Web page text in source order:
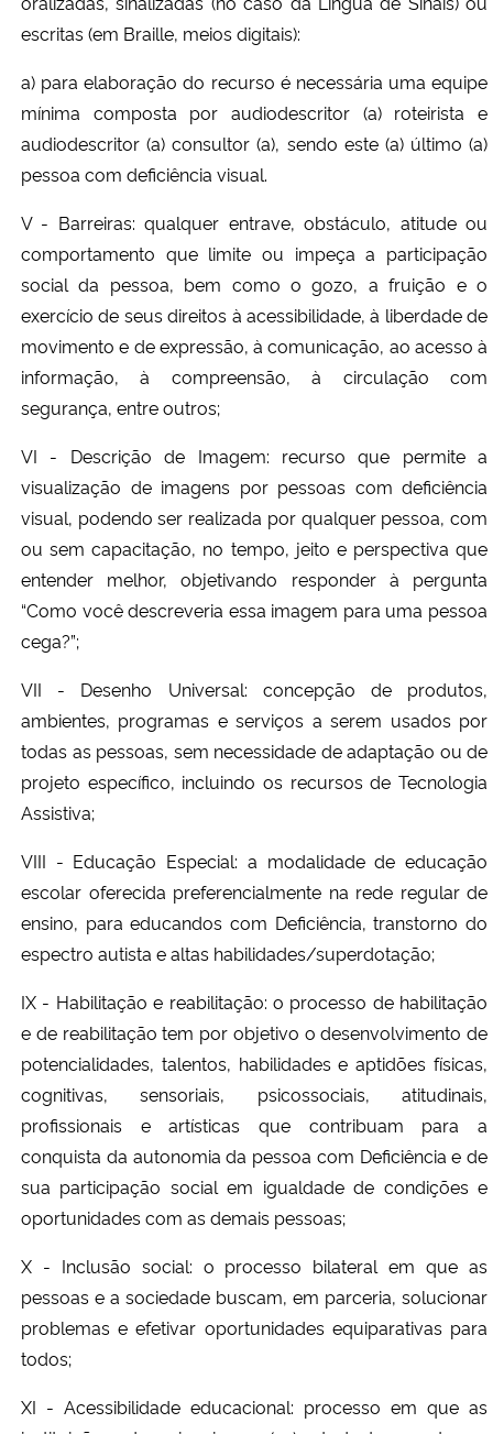
escritas (em Braille, meios digitais):
a) para elaboração do recurso é necessária uma equipe
mínima composta por audiodescritor (a) roteirista e
audiodescritor (a) consultor (a), sendo este (a) último (a)
pessoa com deficiência visual.
V - Barreiras: qualquer entrave, obstáculo, atitude ou
comportamento que limite ou impeça a participação
social da pessoa, bem como o gozo, a fruição e o
exercício de seus direitos à acessibilidade, à liberdade de
movimento e de expressão, à comunicação, ao acesso à
informação, à compreensão, à circulação com
segurança, entre outros;
VI - Descrição de Imagem: recurso que permite a
visualização de imagens por pessoas com deficiência
visual, podendo ser realizada por qualquer pessoa, com
ou sem capacitação, no tempo, jeito e perspectiva que
entender melhor, objetivando responder à pergunta
“Como você descreveria essa imagem para uma pessoa
cega?”;
VII - Desenho Universal: concepção de produtos,
ambientes, programas e serviços a serem usados por
todas as pessoas, sem necessidade de adaptação ou de
projeto específico, incluindo os recursos de Tecnologia
Assistiva;
VIII - Educação Especial: a modalidade de educação
escolar oferecida preferencialmente na rede regular de
ensino, para educandos com Deficiência, transtorno do
espectro autista e altas habilidades/superdotação;
IX - Habilitação e reabilitação: o processo de habilitação
e de reabilitação tem por objetivo o desenvolvimento de
potencialidades, talentos, habilidades e aptidões físicas,
cognitivas, sensoriais, psicossociais, atitudinais,
profissionais e artísticas que contribuam para a
conquista da autonomia da pessoa com Deficiência e de
sua participação social em igualdade de condições e
oportunidades com as demais pessoas;
X - Inclusão social: o processo bilateral em que as
pessoas e a sociedade buscam, em parceria, solucionar
problemas e efetivar oportunidades equiparativas para
todos;
XI - Acessibilidade educacional: processo em que as